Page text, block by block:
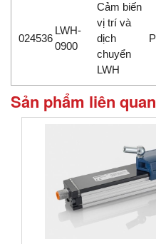
024536
LWH-
0900
Cảm biến
vị trí và
dịch
chuyển
LWH
Sản phẩm liên quan